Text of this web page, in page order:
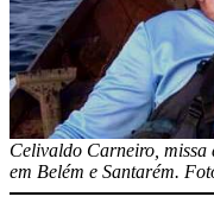
Celivaldo Carneiro, missa
em Belém e Santarém.